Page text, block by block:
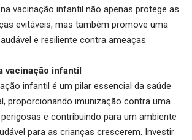
vacinação infantil não apenas protege as
evitáveis, mas também promove uma
e resiliente contra ameaças
vacinação infantil
infantil é um pilar essencial da saúde
proporcionando imunização contra uma
e contribuindo para um ambiente
para as crianças crescerem. Investir